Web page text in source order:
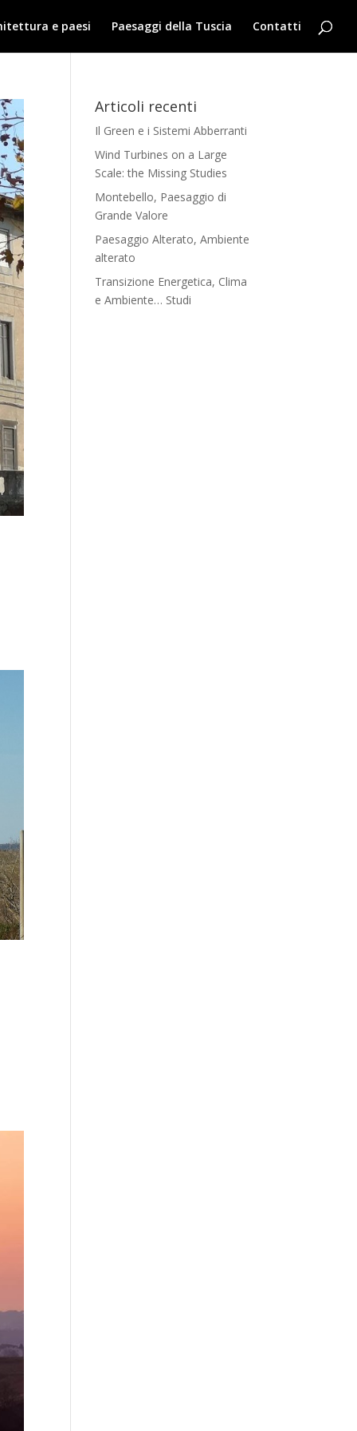
e paesi Paesaggi della Tuscia Contatti
Articoli recenti
Il Green e i Sistemi Abberranti
Wind Turbines on a Large
Scale: the Missing Studies
Montebello, Paesaggio di
Grande Valore
Paesaggio Alterato, Ambiente
alterato
Transizione Energetica, Clima
e Ambiente… Studi